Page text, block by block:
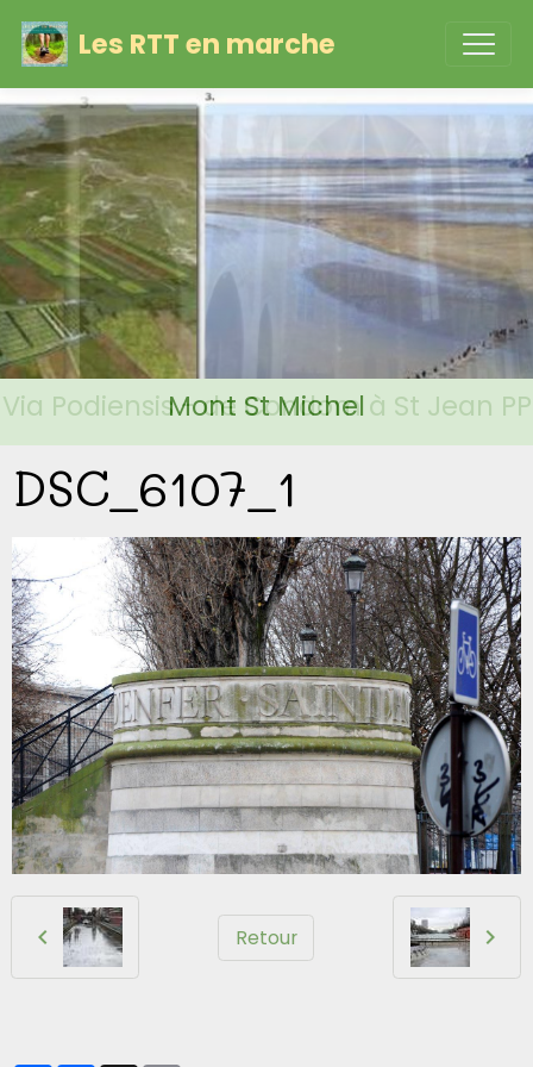
Les RTT en marche
Mont St Michel
Via Podiensis - de Condom à St Jean PP
DSC_6107_1
Retour